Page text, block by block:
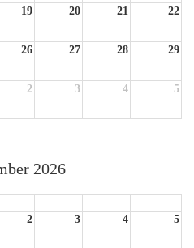
19 20 21 22
26 27 28 29
2 3 4 5
2026
2 3 4 5